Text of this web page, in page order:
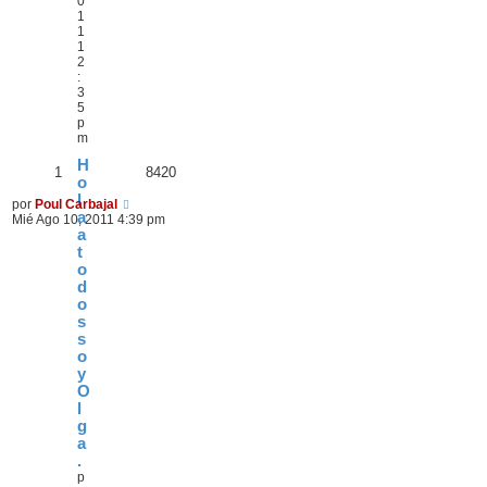
1
1
1
2
:
3
5
p
m
H
o
l
a
a
t
o
d
o
s
s
o
y
O
g
a
.
p
1 8420
por Poul Carbajal
Mié Ago 10, 2011 4:39 pm